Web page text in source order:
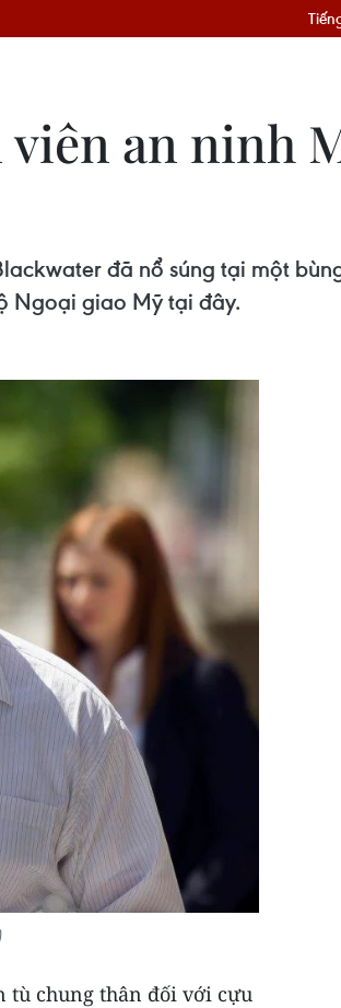
an ninh
đã nổ súng tại một
Ngoại giao Mỹ tại đây.
tù chung thân đối với cựu